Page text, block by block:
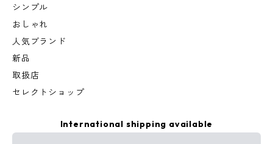
シンプル
おしゃれ
人気ブランド
新品
取扱店
セレクトショップ
International shipping available